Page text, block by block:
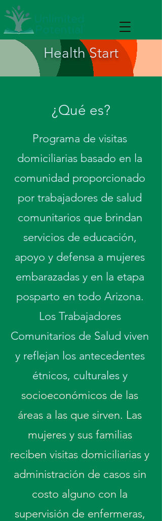
Health Start
¿Qué es?
Programa de visitas
domiciliarias basado en la
comunidad proporcionado
por trabajadores de salud
comunitarios que brindan
servicios de educación,
apoyo y defensa a mujeres
embarazadas y en la etapa
posparto en todo Arizona.
Los Trabajadores
Comunitarios de Salud viven
y reflejan los antecedentes
étnicos, culturales y
socioeconómicos de las
áreas a las que sirven. Las
mujeres y sus familias
reciben visitas domiciliarias y
administración de casos sin
costo alguno con la
supervisión de enfermeras,